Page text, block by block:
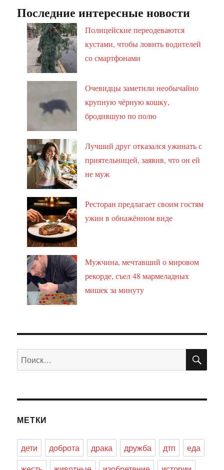
Последние интересные новости
Полицейские переодеваются
кустами, чтобы ловить водителей
со смартфонами
Очевидцы заметили необычайно
крупную чёрную кошку,
бродившую по полю
Лучший друг отказался ужинать с
приятельницей, заявив, что он ей
не муж
Ресторан предлагает своим гостям
ужин в обнажённом виде
Мужчина, мечтавший о мировом
рекорде, съел 48 мармеладных
мишек за минуту
Искать:
МЕТКИ
дети доброта драка дружба дтп
еда